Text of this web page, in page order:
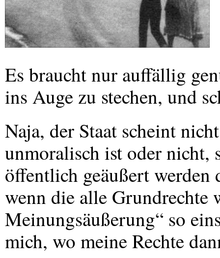
Es braucht nur auffällig
ins Auge zu stechen, und
Naja, der Staat scheint
unmoralisch ist oder nicht,
öffentlich geäußert
wenn die alle Grundrechte
Meinungsäußerung“ so
mich, wo meine Rechte